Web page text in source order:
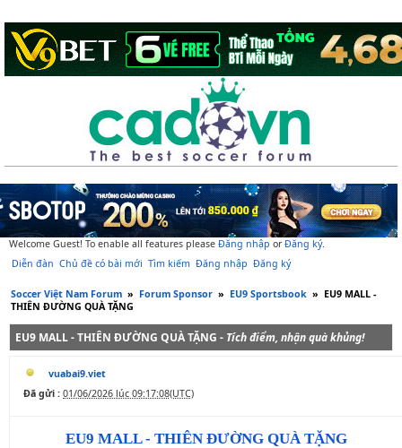
Welcome Guest! To enable all features please Đăng nhập orĐăng ký.
Diễn đàn Chủ đề có bài mới Tìm kiếm Đăng nhập Đăng ký
Soccer Việt Nam Forum » Forum Sponsor » EU9 Sportsbook » EU9 MALL -
THIÊN ĐƯỜNG QUÀ TẶNG
EU9 MALL - THIÊN ĐƯỜNG QUÀ TẶNG - Tích điểm, nhận quà khủng!
vuabai9.viet
Đã gửi : 01/06/2026 lúc 09:17:08(UTC)
EU9 MALL - THIÊN ĐƯỜNG QUÀ TẶNG